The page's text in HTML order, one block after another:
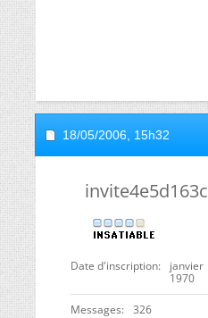
18/05/2006, 15h32
invite4e5d163c
Date d'inscription
janvier
1970
Messages 326